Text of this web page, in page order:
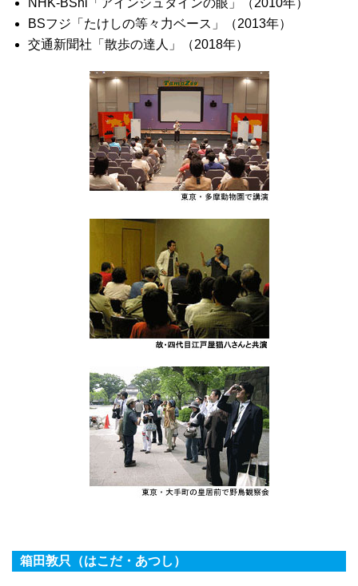
NHK-BShi「アインシュタインの眼」（2010年）
BSフジ「たけしの等々力ベース」（2013年）
交通新聞社「散歩の達人」（2018年）
箱田敦只（はこだ・あつし）